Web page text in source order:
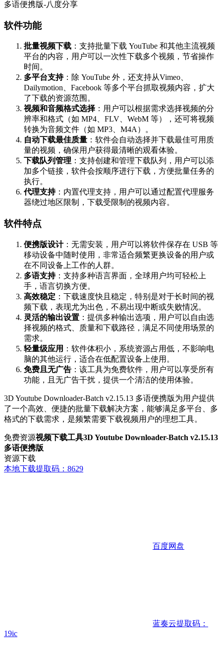
软件功能
批量视频下载 ：支持批量下载 YouTube 和其他主流视频
平台的内容，用户可以一次性下载多个视频，节省操作
时间。
多平台支持：除 YouTube 外，还支持从Vimeo、
Dailymotion、Facebook 等多个平台抓取视频内容，扩大
了下载的资源范围。
视频和音频格式选择 ：用户可以根据需求选择视频的分
辨率和格式（如 MP4、FLV、WebM 等），还可将视频
转换为音频文件（如 MP3、M4A）。
自动下载最佳质量 ：软件会自动选择并下载最佳可用质
量的视频，确保用户获得最清晰的观看体验。
下载队列管理 ：支持创建和管理下载队列，用户可以添
加多个链接，软件会按顺序进行下载，方便批量任务的
执行。
代理支持：内置代理支持，用户可以通过配置代理服务
器绕过地区限制，下载受限制的视频内容。
软件特点
便携版设计：无需安装，用户可以将软件保存在 USB 等
移动设备中随时使用，非常适合频繁更换设备的用户或
在不同设备上工作的人群。
多语支持：支持多种语言界面，全球用户均可轻松上
手，语言切换方便。
高效稳定 ：下载速度快且稳定，特别是对于长时间的视
频下载，表现尤为出色，不易出现中断或失败情况。
灵活的输出设置 ：提供多种输出选项，用户可以自由选
择视频的格式、质量和下载路径，满足不同使用场景的
需求。
轻量级应用 ：软件体积小，系统资源占用低，不影响电
脑的其他运行，适合在低配置设备上使用。
免费且无广告 ：该工具为免费软件，用户可以享受所有
功能，且无广告干扰，提供一个清洁的使用体验。
3D Youtube Downloader-Batch v2.15.13 多语便携版为用户提供
了一个高效、便捷的批量下载解决方案，能够满足多平台、多
格式的下载需求，是频繁需要下载视频用户的理想工具。
免费资源视频下载工具3D Youtube Downloader-Batch v2.15.13
多语便携版
资源下载
本地下载提取码：8629
百度网盘
蓝奏云提取码：
19ic